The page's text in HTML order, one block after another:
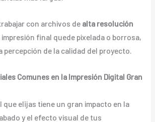
con archivos de alta resolución
final quede pixelada o borrosa,
percepción de la calidad del proyecto.
Comunes en la Impresión Digital Gran
que elijas tiene un gran impacto en la
y el efecto visual de tus